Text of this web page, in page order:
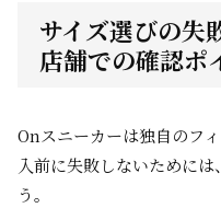
サイズ選びの失
店舗での確認ポ
Onスニーカーは独自のフ
入前に失敗しないために
う。